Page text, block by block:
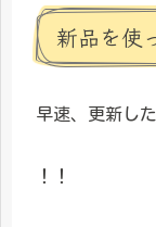
新品を使
早速、更新し
！！